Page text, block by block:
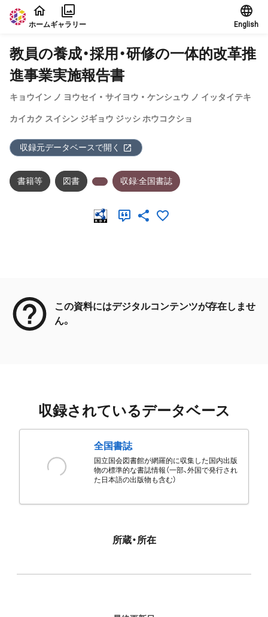
本文に飛ぶ
ホームギャラリー English
教員の養成・採用・研修の一体的改革推
進事業実施報告書
キョウイン ノ ヨウセイ ・ サイヨウ ・ ケンシュウ ノ イッタイテキ
カイカク スイシン ジギョウ ジッシ ホウコクショ
収録元データベースで開く
書籍等 図書 収録:全国書誌
この資料にはデジタルコンテンツが存在しませ
ん。
収録されているデータベース
全国書誌
国立国会図書館が網羅的に収集した国内出版
物の標準的な書誌情報（一部、外国で発行され
た日本語の出版物も含む）
所蔵・所在